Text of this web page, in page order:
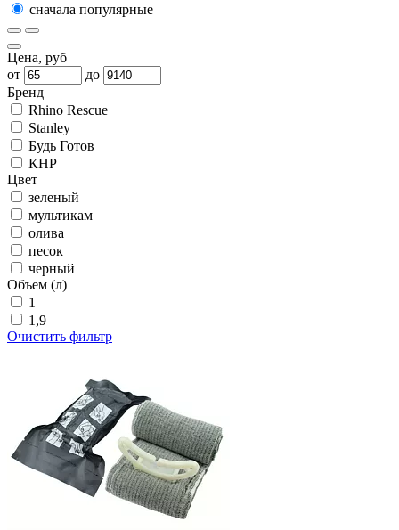
сначала популярные
Цена, руб
от
до
Бренд
Rhino Rescue
Stanley
Будь Готов
КНР
Цвет
зеленый
мультикам
олива
песок
черный
Объем (л)
1
1,9
Очистить фильтр